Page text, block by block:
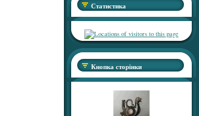
Статистика
Кнопка сторінки